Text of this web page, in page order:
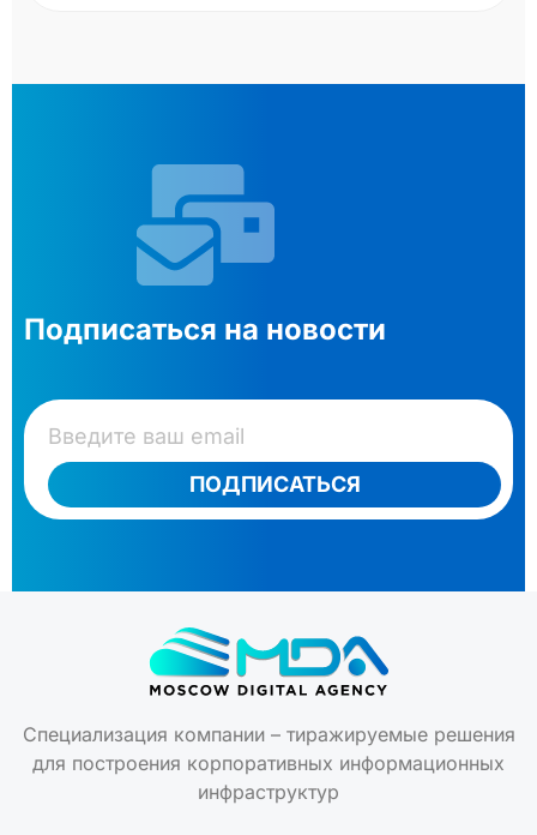
Подписаться на новости
ПОДПИСАТЬСЯ
Специализация компании – тиражируемые решения
для построения корпоративных информационных
инфраструктур